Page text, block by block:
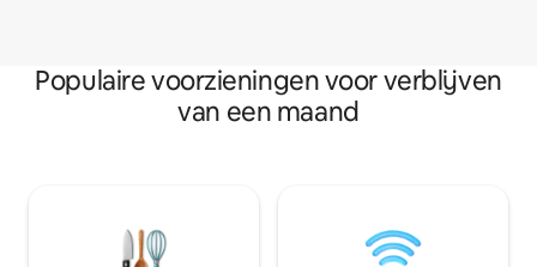
Populaire voorzieningen voor verblijven
van een maand